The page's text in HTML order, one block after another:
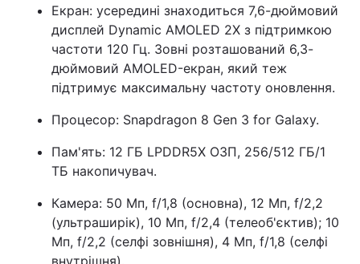
Екран: усередині знаходиться 7,6-дюймовий
дисплей Dynamic AMOLED 2X з підтримкою
частоти 120 Гц. Зовні розташований 6,3-
дюймовий AMOLED-екран, який теж
підтримує максимальну частоту оновлення.
Процесор: Snapdragon 8 Gen 3 for Galaxy.
Пам'ять: 12 ГБ LPDDR5X ОЗП, 256/512 ГБ/1
ТБ накопичувач.
Камера: 50 Мп, f/1,8 (основна), 12 Мп, f/2,2
(ультраширік), 10 Мп, f/2,4 (телеоб'єктив); 10
Мп, f/2,2 (селфі зовнішня), 4 Мп, f/1,8 (селфі
внутрішня).